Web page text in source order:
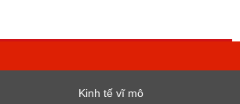
Kinh tế vĩ mô